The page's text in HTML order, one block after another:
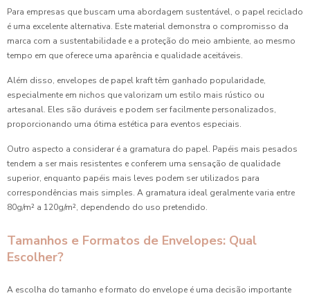
Para empresas que buscam uma abordagem sustentável, o papel reciclado
é uma excelente alternativa. Este material demonstra o compromisso da
marca com a sustentabilidade e a proteção do meio ambiente, ao mesmo
tempo em que oferece uma aparência e qualidade aceitáveis.
Além disso, envelopes de papel kraft têm ganhado popularidade,
especialmente em nichos que valorizam um estilo mais rústico ou
artesanal. Eles são duráveis e podem ser facilmente personalizados,
proporcionando uma ótima estética para eventos especiais.
Outro aspecto a considerar é a gramatura do papel. Papéis mais pesados
tendem a ser mais resistentes e conferem uma sensação de qualidade
superior, enquanto papéis mais leves podem ser utilizados para
correspondências mais simples. A gramatura ideal geralmente varia entre
80g/m² a 120g/m², dependendo do uso pretendido.
Tamanhos e Formatos de Envelopes: Qual
Escolher?
A escolha do tamanho e formato do envelope é uma decisão importante